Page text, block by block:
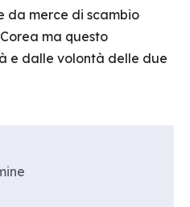
da merce di scambio
ma questo
e dalle volontà delle due